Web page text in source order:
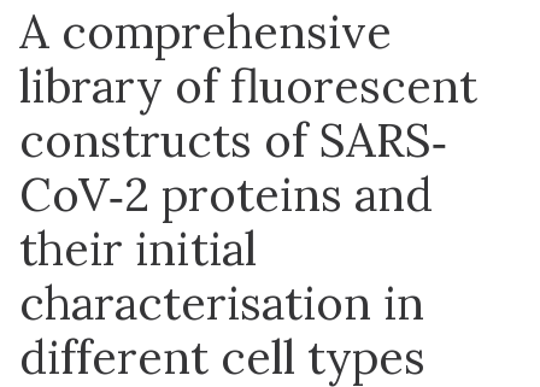
A comprehensive
library of fluorescent
constructs of SARS‐
CoV‐2 proteins and
their initial
characterisation in
different cell types